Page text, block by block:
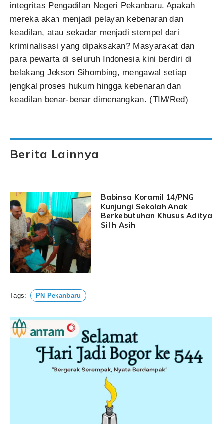
integritas Pengadilan Negeri Pekanbaru. Apakah
mereka akan menjadi pelayan kebenaran dan
keadilan, atau sekadar menjadi stempel dari
kriminalisasi yang dipaksakan? Masyarakat dan
para pewarta di seluruh Indonesia kini berdiri di
belakang Jekson Sihombing, mengawal setiap
jengkal proses hukum hingga kebenaran dan
keadilan benar-benar dimenangkan. (TIM/Red)
Berita Lainnya
Babinsa Koramil 14/PNG
Kunjungi Sekolah Anak
Berkebutuhan Khusus Aditya
Silih Asih
Tags: PN Pekanbaru